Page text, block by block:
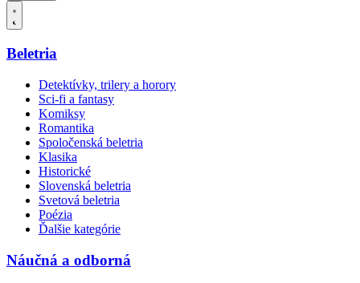
Beletria
Detektívky, trilery a horory
Sci-fi a fantasy
Komiksy
Romantika
Spoločenská beletria
Klasika
Historické
Slovenská beletria
Svetová beletria
Poézia
Ďalšie kategórie
Náučná a odborná